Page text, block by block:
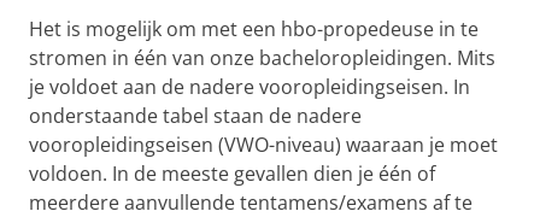
Het is mogelijk om met een hbo-propedeuse in te
stromen in één van onze bacheloropleidingen. Mits
je voldoet aan de nadere vooropleidingseisen. In
onderstaande tabel staan de nadere
vooropleidingseisen (VWO-niveau) waaraan je moet
voldoen. In de meeste gevallen dien je één of
meerdere aanvullende tentamens/examens af te